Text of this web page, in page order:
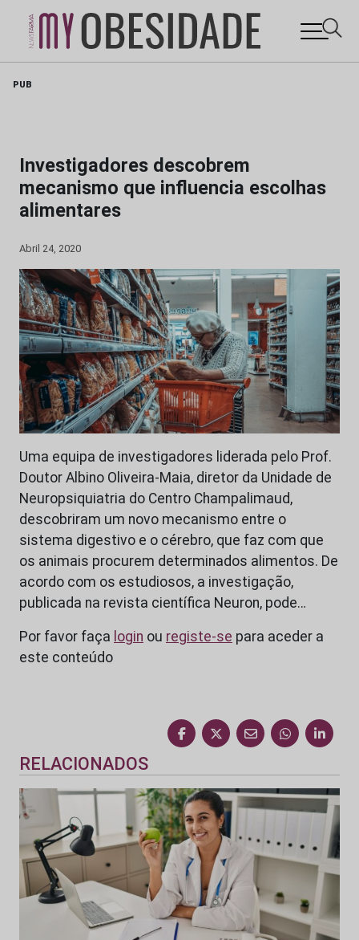
PUB
Investigadores descobrem
mecanismo que influencia escolhas
alimentares
Abril 24, 2020
Uma equipa de investigadores liderada pelo Prof.
Doutor Albino Oliveira-Maia, diretor da Unidade de
Neuropsiquiatria do Centro Champalimaud,
descobriram um novo mecanismo entre o
sistema digestivo e o cérebro, que faz com que
os animais procurem determinados alimentos. De
acordo com os estudiosos, a investigação,
publicada na revista científica Neuron, pode…
Por favor faça login ou registe-se para aceder a
este conteúdo
RELACIONADOS